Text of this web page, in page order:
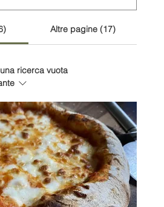
Altre pagine (17)
ricerca vuota